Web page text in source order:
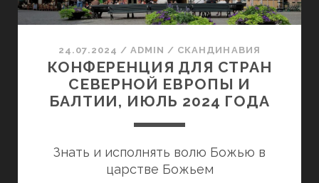
24.07.2024 / ADMIN / СКАНДИНАВИЯ
КОНФЕРЕНЦИЯ ДЛЯ СТРАН
СЕВЕРНОЙ ЕВРОПЫ И
БАЛТИИ, ИЮЛЬ 2024 ГОДА
Знать и исполнять волю Божью в
царстве Божьем